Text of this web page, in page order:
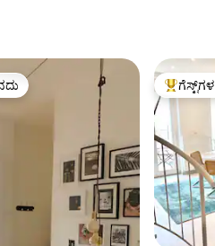
ಇತ್ತೀಚೆಗೆ
ಪಕ್ಕದಲ್ಲಿ ಸಾಕಷ್ಟು
ಕಟ್ಟಡಗಳನ್ನು
"ಹೊಸ ಸ್ತಬ್ಧ ಮಿಟ್ಟೆ"
ಆದ್ದರಿಂದ ಇದು
ನೆರೆಹೊರೆಯಾಗಿದೆ, ಆದರೆ
ಚೆಕ್‌ಪಾಯಿಂಟ್ ಚಾರ್ಲಿ,
ಎಲ್ಲವೂ ಸುಲಭ
ಸ್ಟೇಷನ್
2 ನಿಮಿಷಗಳ ನಡಿಗೆ.
ಬಸ್‌ಗಳು 3
ಗೆಸ್ಟ್‌ಗಳಿಗೆ